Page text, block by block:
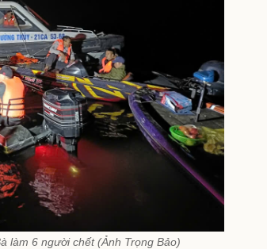
làm 6 người chết (Ảnh Trọng Bảo)